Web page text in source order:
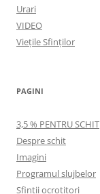
Urari
VIDEO
Viețile Sfinților
PAGINI
3,5 % PENTRU SCHIT
Despre schit
Imagini
Programul slujbelor
Sfinţii ocrotitori